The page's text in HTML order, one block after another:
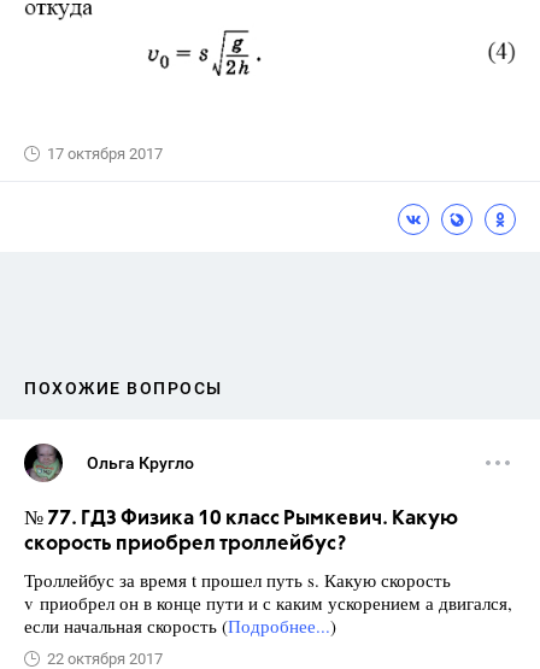
17 октября 2017
ПОХОЖИЕ ВОПРОСЫ
Ольга Кругло
№ 77. ГДЗ Физика 10 класс Рымкевич. Какую
скорость приобрел троллейбус?
Троллейбус за время t прошел путь s. Какую скорость
v приобрел он в конце пути и с каким ускорением а двигался,
если начальная скорость (Подробнее...)
22 октября 2017